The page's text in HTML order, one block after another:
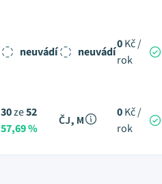
neuvádí neuvádí
0Kč /
rok
30ze52
57,69 %
ČJ, M
0Kč /
rok